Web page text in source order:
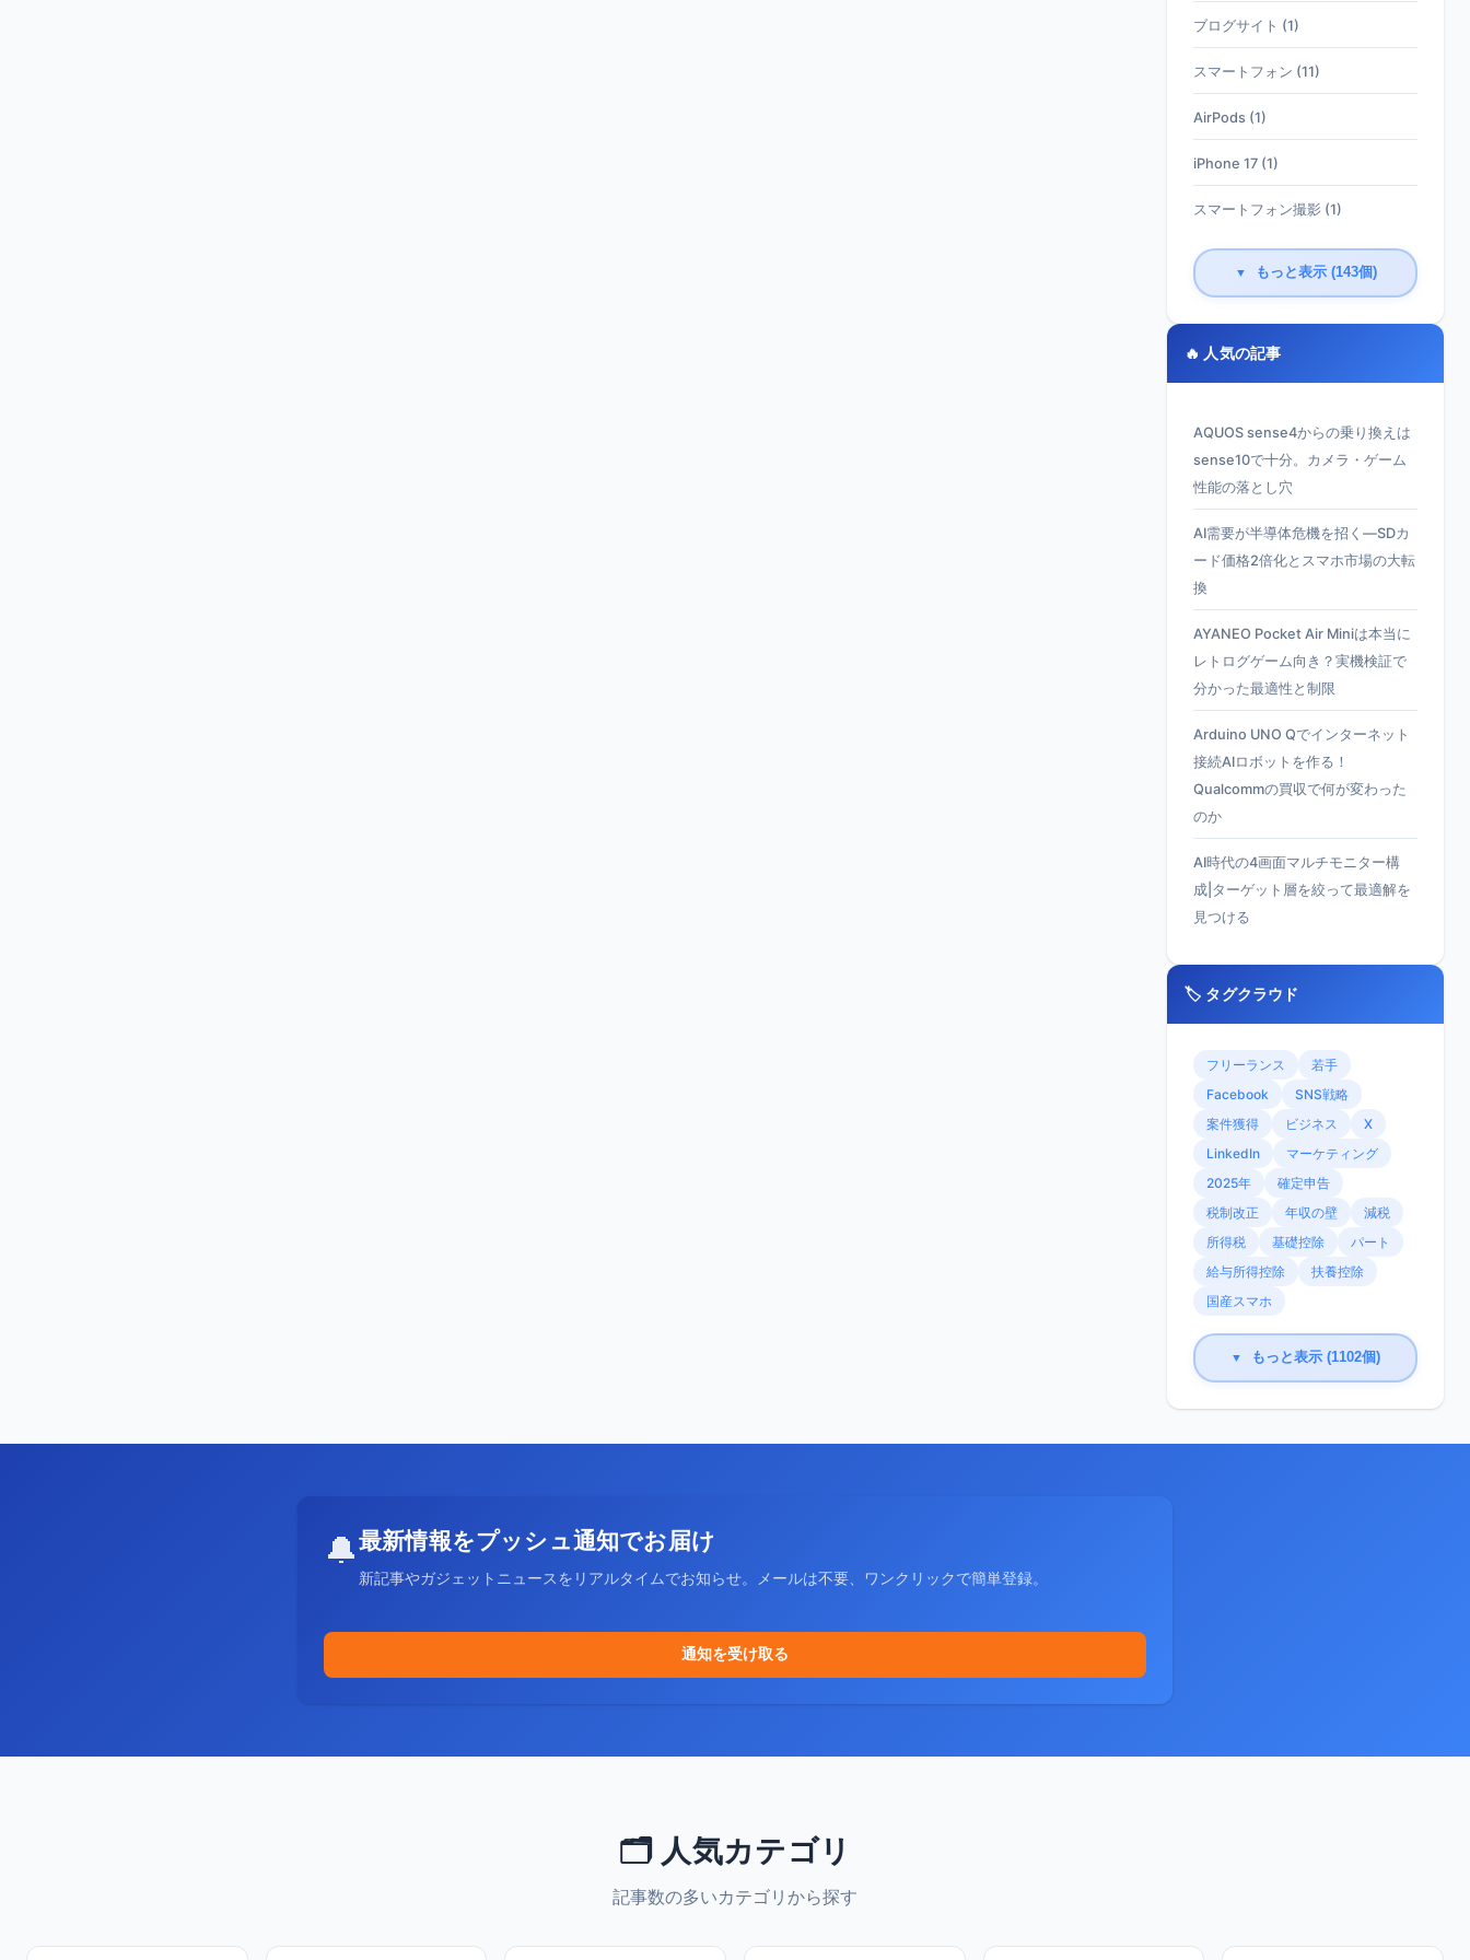
ブログサイト (1)
スマートフォン (11)
AirPods (1)
iPhone 17 (1)
スマートフォン撮影 (1)
▼ もっと表示 (143個)
🔥 人気の記事
AQUOS sense4からの乗り換えは
sense10で十分。カメラ・ゲーム
性能の落とし穴
AI需要が半導体危機を招く—SDカ
ード価格2倍化とスマホ市場の大転
換
AYANEO Pocket Air Miniは本当に
レトログゲーム向き？実機検証で
分かった最適性と制限
Arduino UNO Qでインターネット
接続AIロボットを作る！
Qualcommの買収で何が変わった
のか
AI時代の4画面マルチモニター構
成|ターゲット層を絞って最適解を
見つける
🏷️ タグクラウド
フリーランス
若手
Facebook
SNS戦略
案件獲得
ビジネス
X
LinkedIn
マーケティング
2025年
確定申告
税制改正
年収の壁
減税
所得税
基礎控除
パート
給与所得控除
扶養控除
国産スマホ
▼ もっと表示 (1102個)
🔔最新情報をプッシュ通知でお届け
新記事やガジェットニュースをリアルタイムでお知らせ。メールは不要、ワンクリックで簡単登録。
通知を受け取る
🗂️ 人気カテゴリ
記事数の多いカテゴリから探す